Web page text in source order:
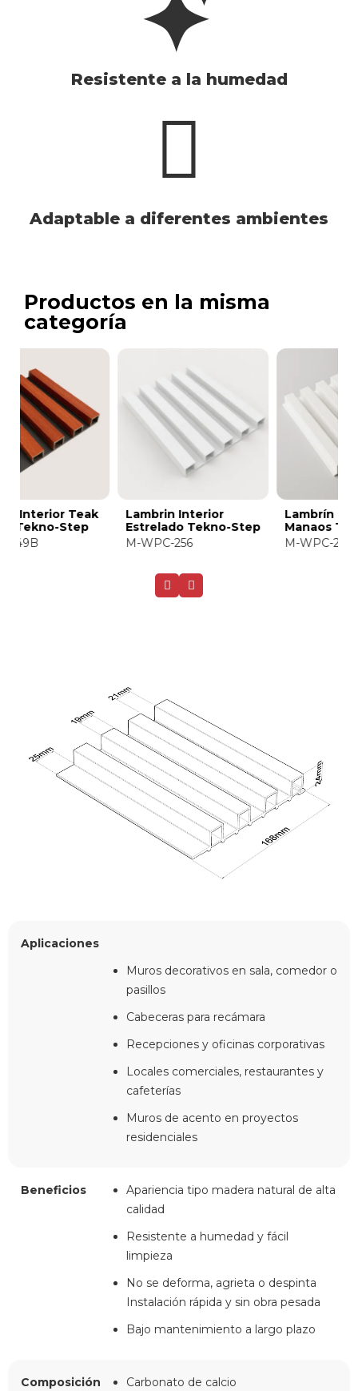
Resistente a la humedad
Adaptable a diferentes ambientes
Productos en la misma
categoría
Lambrin Interior
Estrelado Tekno-Step
M-WPC-256
Lambrín Interior
Manaos Tekno-Step
M-WPC-205
Aplicaciones
Muros decorativos en sala, comedor o
pasillos
Cabeceras para recámara
Recepciones y oficinas corporativas
Locales comerciales, restaurantes y
cafeterías
Muros de acento en proyectos
residenciales
Beneficios
Apariencia tipo madera natural de alta
calidad
Resistente a humedad y fácil
limpieza
No se deforma, agrieta o despinta
Instalación rápida y sin obra pesada
Bajo mantenimiento a largo plazo
Composición
Carbonato de calcio